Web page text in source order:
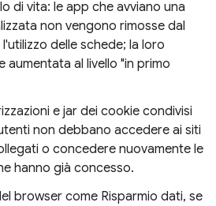
di vita: le app che avviano una
non vengono rimosse dal
delle schede; la loro
aumentata al livello "in primo
e jar dei cookie condivisi
non debbano accedere ai siti
o concedere nuovamente le
hanno già concesso.
browser come Risparmio dati, se